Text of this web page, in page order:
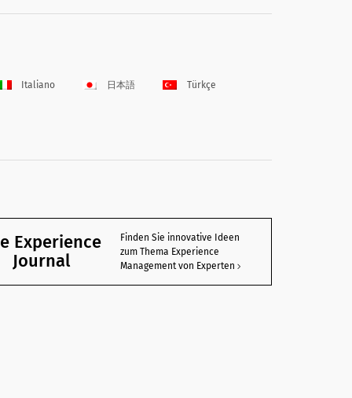
Italiano 日本語 Türkçe
Experience
Journal
Finden Sie innovative Ideen
zum Thema Experience
Management von Experten